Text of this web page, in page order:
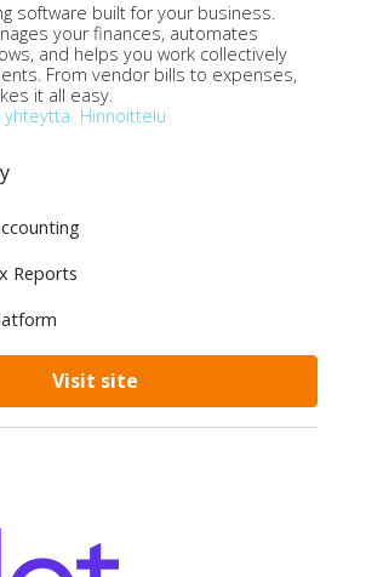
software built for your business.
your finances, automates
and helps you work collectively
From vendor bills to expenses,
it all easy.
yhteyttä Hinnoittelu
Reports
Visit site